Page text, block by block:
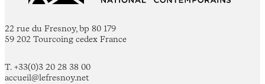
22 rue du Fresnoy, bp 80 179
59 202 Tourcoing cedex France
T. +33(0)3 20 28 38 00
accueil@lefresnoy.net